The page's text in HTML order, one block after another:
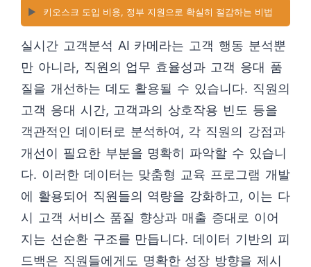
▶️ 키오스크 도입 비용, 정부 지원으로 확실히 절감하는 비법
실시간 고객분석 AI 카메라는 고객 행동 분석뿐
만 아니라, 직원의 업무 효율성과 고객 응대 품
질을 개선하는 데도 활용될 수 있습니다. 직원의
고객 응대 시간, 고객과의 상호작용 빈도 등을
객관적인 데이터로 분석하여, 각 직원의 강점과
개선이 필요한 부분을 명확히 파악할 수 있습니
다. 이러한 데이터는 맞춤형 교육 프로그램 개발
에 활용되어 직원들의 역량을 강화하고, 이는 다
시 고객 서비스 품질 향상과 매출 증대로 이어
지는 선순환 구조를 만듭니다. 데이터 기반의 피
드백은 직원들에게도 명확한 성장 방향을 제시